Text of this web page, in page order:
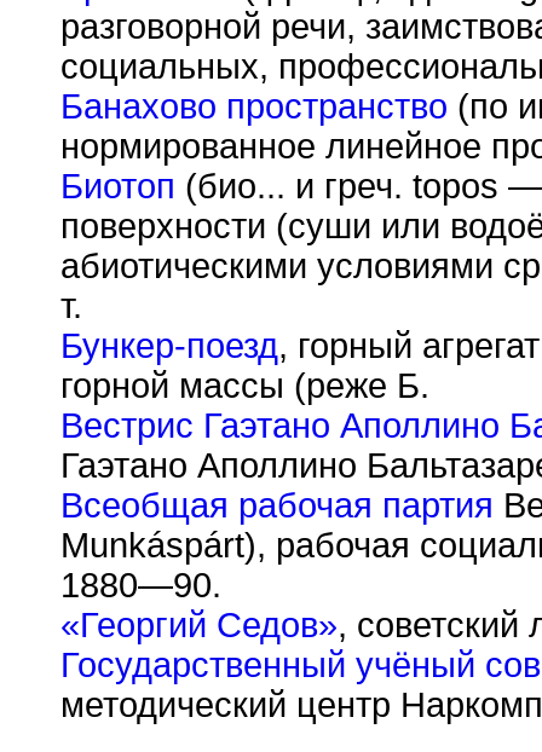
разговорной речи,
социальных,
Банахово пространство (по
нормированное линейное
Биотоп (био... и греч. topos
поверхности (суши или
абиотическими условиями
т.
Бункер-поезд, горный
горной массы (реже Б.
Вестрис Гаэтано Аполлино
Гаэтано Аполлино
Всеобщая рабочая партия
Munkáspárt), рабочая
1880—90.
«Георгий Седов», советский
Государственный учёный
методический центр